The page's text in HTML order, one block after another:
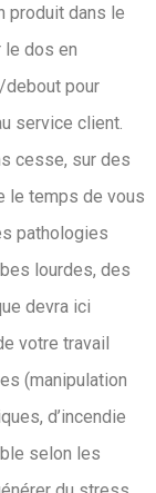
produit dans le
le dos en
debout pour
service client.
cesse, sur des
le temps de vous
pathologies
lourdes, des
devra ici
votre travail
(manipulation
d’incendie
selon les